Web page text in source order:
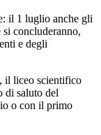
il 1 luglio anche gli
si concluderanno,
e degli
il liceo scientifico
di saluto del
o con il primo